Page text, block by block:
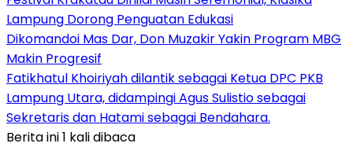
Lampung Dorong Penguatan Edukasi
Dikomandoi Mas Dar, Don Muzakir Yakin Program MBG
Makin Progresif
Fatikhatul Khoiriyah dilantik sebagai Ketua DPC PKB
Lampung Utara, didampingi Agus Sulistio sebagai
Sekretaris dan Hatami sebagai Bendahara.
Berita ini 1 kali dibaca